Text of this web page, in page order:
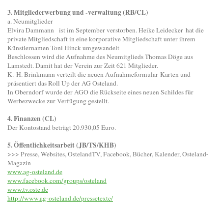
3. Mitgliederwerbung und -verwaltung (RB/CL)
a. Neumitglieder
Elvira Dammann ist im September verstorben. Heike Leidecker hat die
private Mitgliedschaft in eine korporative Mitgliedschaft unter ihrem
Künstlernamen Toni Hinck umgewandelt
Beschlossen wird die Aufnahme des Neumitglieds Thomas Döge aus
Lamstedt. Damit hat der Verein zur Zeit 621 Mitglieder.
K.-H. Brinkmann verteilt die neuen Aufnahmeformular-Karten und
präsentiert das Roll Up der AG Osteland.
In Oberndorf wurde der AGO die Rückseite eines neuen Schildes für
Werbezwecke zur Verfügung gestellt.
4. Finanzen (CL)
Der Kontostand beträgt 20.930,05 Euro.
5. Öffentlichkeitsarbeit (JB/TS/KHB)
>>> Presse, Websites, OstelandTV, Facebook, Bücher, Kalender, Osteland-
Magazin
www.ag-osteland.de
www.facebook.com/groups/osteland
www.tv.oste.de
http://www.ag-osteland.de/pressetexte/